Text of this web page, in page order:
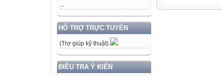
...
HỖ TRỢ TRỰC TUYẾN
(Trợ giúp kỹ thuật)
ĐIỀU TRA Ý KIẾN